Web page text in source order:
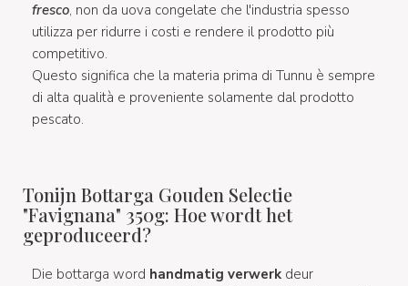
fresco, non da uova congelate che l'industria spesso
utilizza per ridurre i costi e rendere il prodotto più
competitivo.
Questo significa che la materia prima di Tunnu è sempre
di alta qualità e proveniente solamente dal prodotto
pescato.
Tonijn Bottarga Gouden Selectie
"Favignana" 350g: Hoe wordt het
geproduceerd?
Die bottarga word handmatig verwerk deur